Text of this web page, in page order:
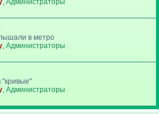
, Администраторы
в метро
, Администраторы
"кривые"
, Администраторы